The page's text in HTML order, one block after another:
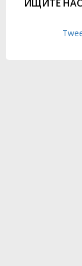
ИЩИТЕ НАС